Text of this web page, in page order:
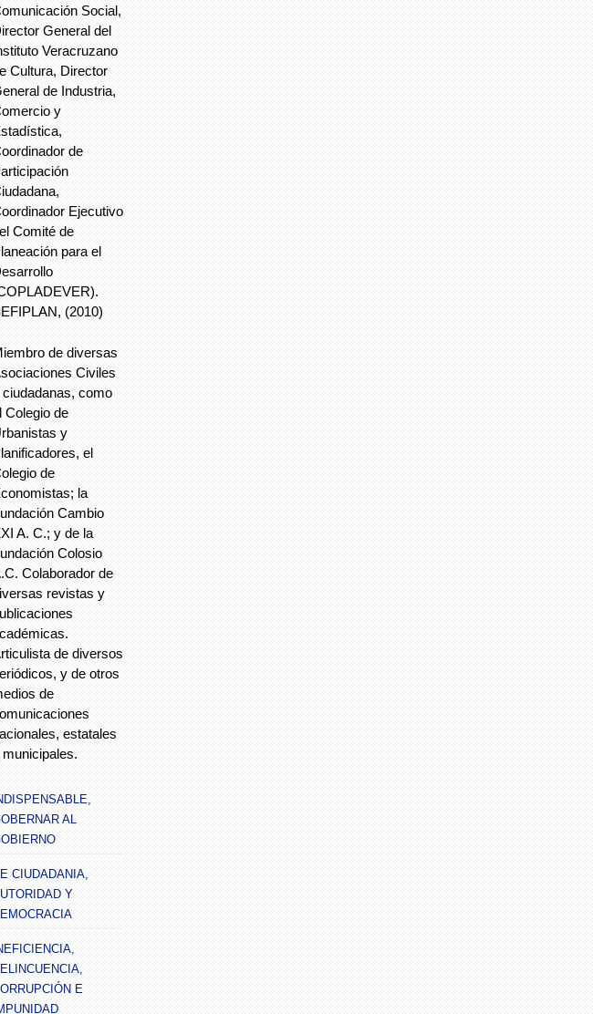
Social,
General del
Veracruzano
Cultura, Director
de Industria,
y
de
Ejecutivo
Comité de
para el
(2010)
de diversas
Civiles
como
Colegio de
y
el
de
la
Cambio
A. C.; y de la
Colosio
Colaborador de
revistas y
de diversos
y de otros
de
estatales
AL
CIUDADANIA,
Y
E